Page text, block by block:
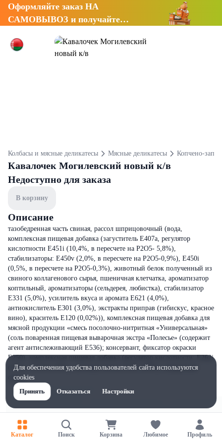
Оформляйте заказ НА
САМОВЫВОЗ и получайте
Колбасы и мясные деликатесы Мясные деликатесы Копчено-
Кавалочек Могилевский новый к/в
Недоступно для заказа
В корзину
Описание
тазобедренная часть свиная, рассол шприцовочный (вода,
комплексная пищевая добавка (загуститель Е407а, регулятор
кислотности Е451i (10,4%, в пересчете на Р2О5- 5,8%),
стабилизаторы: Е450v (2,0%, в пересчете на Р2О5-0,9%), Е450i
(0,5%, в пересчете на Р2О5-0,3%), животный белок полученный из
свиного коллагенового сырья, пшеничная клетчатка, ароматизатор
коптильный, ароматизаторы (сельдерея, любистка), стабилизатор
Е331 (5,0%), усилитель вкуса и аромата Е621 (4,0%),
антиокислитель Е301 (3,0%), экстракты приправ (гибискус, красное
вино), краситель Е120 (0,02%)), комплексная пищевая добавка для
мясной продукции «смесь посолочно-нитритная «Универсальная»
(соль поваренная пищевая выварочная экстра «Полесье» (содержит
агент антислеживающий Е536); консервант, фиксатор окраски
Е250), комплексная пищевая добавка (регулятор кислотности: Е262i
(35%), Е331iii (45%), антиокислитель Е301 (10%), поваренная
соль).
Каталог Поиск Корзина Любимое Профиль
Для обеспечения удобства пользователей сайта используются
cookies
Принять
Отказаться Настройки